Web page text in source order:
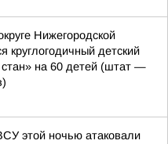
Нижегородской
круглогодичный детский
на 60 детей (штат —
этой ночью атаковали